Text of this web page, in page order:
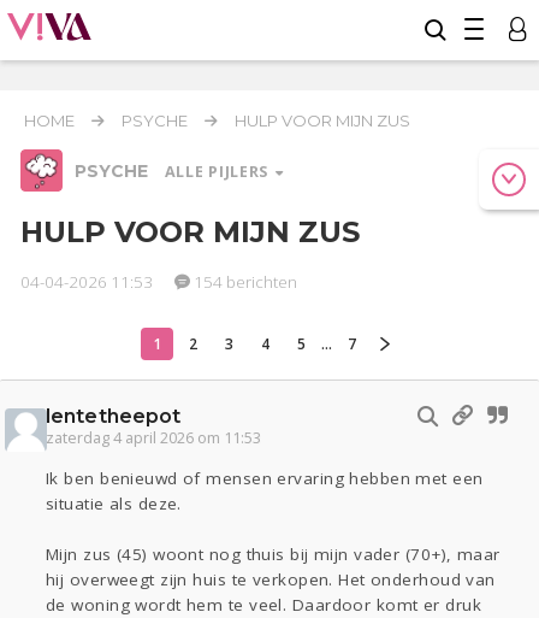
HOME PSYCHE HULP VOOR MIJN ZUS
PSYCHE ALLE PIJLERS
Relaties Werk & Studie Geld & Recht
Oekraïne
Zwanger
Klussen
Gevraagd
Horen Doen
Zien
Lezen
HULP VOOR MIJN ZUS
04-04-2026 11:53 154 berichten
1 2 3 4 5 ... 7
lentetheepot
zaterdag 4 april 2026 om 11:53
Ik ben benieuwd of mensen ervaring hebben met een
situatie als deze.
Mijn zus (45) woont nog thuis bij mijn vader (70+), maar
hij overweegt zijn huis te verkopen. Het onderhoud van
de woning wordt hem te veel. Daardoor komt er druk